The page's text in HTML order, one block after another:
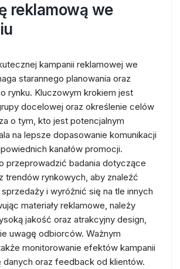
reklamową we
kampanii reklamowej we
starannego planowania oraz
rynku. Kluczowym krokiem jest
docelowej oraz określenie celów
o tym, kto jest potencjalnym
na lepsze dopasowanie komunikacji
kanałów promocji.
przeprowadzić badania dotyczące
trendów rynkowych, aby znaleźć
i wyróżnić się na tle innych
materiały reklamowe, należy
jakość oraz atrakcyjny design,
uwagę odbiorców. Ważnym
monitorowanie efektów kampanii
danych oraz feedback od klientów.